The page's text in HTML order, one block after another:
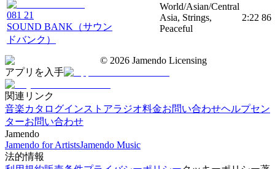
081 21
SOUND BANK（サウン
ドバンク）
World/Asian/Central
Asia, Strings,
Peaceful
2:22 86
© 2026 Jamendo Licensing
アプリを入手
関連リンク
音楽カタログインストアラジオ料金お問い合わせヘルプセン
ターお問い合わせ
Jamendo
Jamendo for ArtistsJamendo Music
法的情報